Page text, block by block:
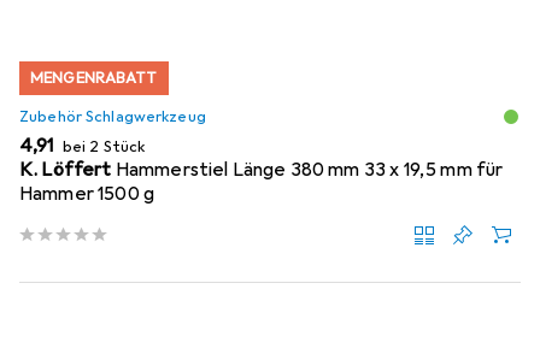
MENGENRABATT
Zubehör Schlagwerkzeug
EUR
4,91 bei 2 Stück
K. Löffert Hammerstiel Länge 380 mm 33 x 19,5 mm für
Hammer 1500 g